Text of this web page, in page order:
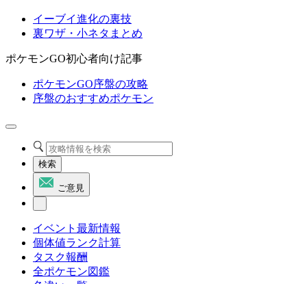
イーブイ進化の裏技
裏ワザ・小ネタまとめ
ポケモンGO初心者向け記事
ポケモンGO序盤の攻略
序盤のおすすめポケモン
検索
ご意見
イベント最新情報
個体値ランク計算
タスク報酬
全ポケモン図鑑